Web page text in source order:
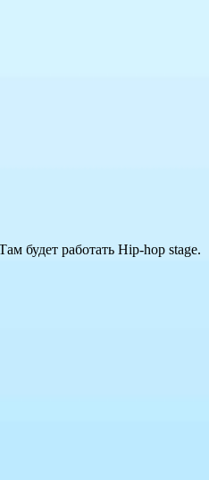
будет работать Hip-hop stage.